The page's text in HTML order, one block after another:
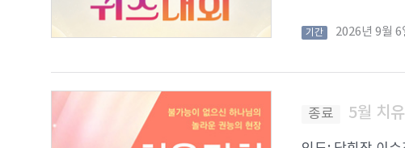
기간 2026년 9월 6
종료 5월 치